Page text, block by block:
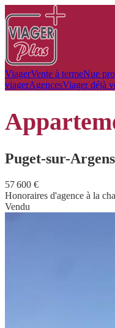
ViagerVente à termeNue
viagerAgencesViager déjà
Puget-sur-
57 600 €
Honoraires d'agence à la
Vendu